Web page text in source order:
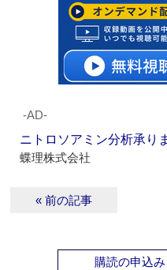
‐AD‐
ニトロソアミン分析承
蝶理株式会社
« 前の記事
購読の申込み